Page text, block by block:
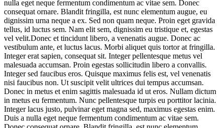
nulla eget neque fermentum condimentum ac vitae sem. Donec
consequat ornare. Blandit fringilla, est nunc elementum augue, eu
dignissim urna neque a ex. Sed non quam neque. Proin eget gravida
tellus, id luctus sem. Nam elit sem, dignissim eu tristique et, egestas
vel velit.Donec et tincidunt libero, a venenatis augue. Donec ac
vestibulum ante, et luctus lacus. Morbi aliquet quis tortor at fringilla.
Integer erat sapien, consequat sit. Integer pellentesque metus vel
malesuada accumsan. Proin egestas sollicitudin libero a convallis.
Integer sed faucibus eros. Quisque maximus felis est, vel venenatis
nisi faucibus non. Ut suscipit velit ultrices dui tempus accumsan.
Donec in metus et enim sagittis malesuada id ut eros. Nullam dictum
in metus eu fermentum. Nunc pellentesque turpis eu porttitor lacinia.
Integer lacus justo, pulvinar eget magna sed, maximus egestas enim.
Duis a nulla eget neque fermentum condimentum ac vitae sem.